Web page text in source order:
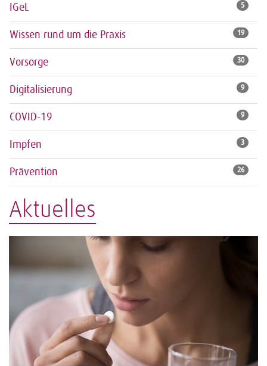
IGeL 5
Wissen rund um die Praxis 19
Vorsorge 30
Digitalisierung 9
COVID-19 9
Impfen 3
Prävention 26
Aktuelles